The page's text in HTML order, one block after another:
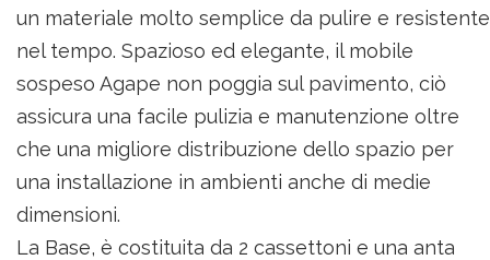
un materiale molto semplice da pulire e resistente
nel tempo. Spazioso ed elegante, il mobile
sospeso Agape non poggia sul pavimento, ciò
assicura una facile pulizia e manutenzione oltre
che una migliore distribuzione dello spazio per
una installazione in ambienti anche di medie
dimensioni.
La Base, è costituita da 2 cassettoni e una anta